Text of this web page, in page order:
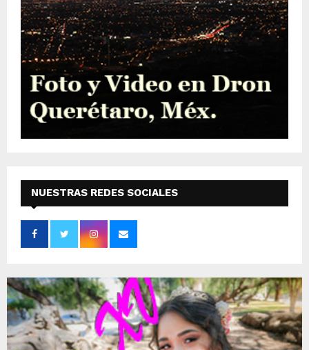
NUESTRAS REDES SOCIALES